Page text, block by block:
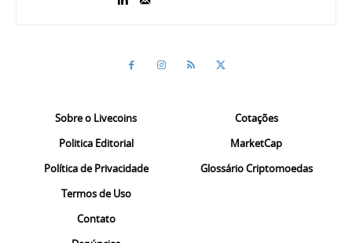
Sobre o Livecoins
Politica Editorial
Política de Privacidade
Termos de Uso
Contato
Cotações
MarketCap
Glossário Criptomoedas